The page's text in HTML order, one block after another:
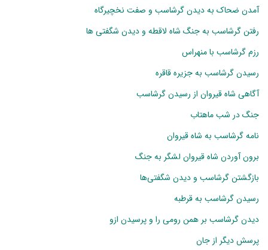
آمدن ضحاک به دیدن گرشاسب و صفت نخچیرگاه
رفتن گرشاسب به جنگ شاه لاقطه و دیدن شگفتی ها
رزم گرشاسب با منهراس
رسیدن گرشاسب به جزیره قاقره
آگاهی شاه قیروان از رسیدن گرشاسب
جنگ در شب ماهتاب
نامه گرشاسب به شاه قیروان
برون آوردن شاه قیروان لشگر به جنگ
بازگشتن گرشاسب و دیدن شگفتی‌ها
رسیدن گرشاسب به قرطبه
دیدن گرشاسب بر همن رومی را و پرسیدن ازو
پرسش دیگر از جان